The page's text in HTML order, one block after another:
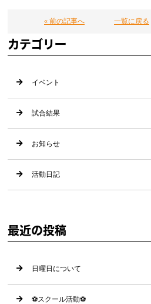
« 前の記事へ 一覧に戻る
カテゴリー
イベント
試合結果
お知らせ
活動日記
最近の投稿
日曜日について
⚽️スクール活動⚽️